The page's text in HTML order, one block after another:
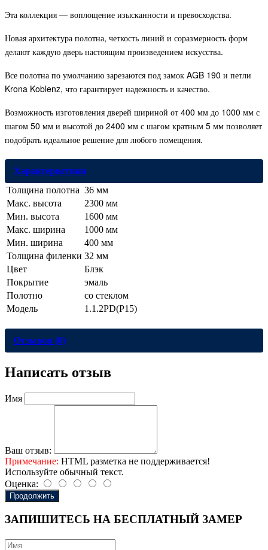
Эта коллекция — воплощение изысканности и превосходства.
Новая архитектура полотна, четкость линий и соразмерность форм
делают каждую дверь настоящим произведением искусства.
Все полотна по умолчанию зарезаются под замок AGB 190 и петли
Krona Koblenz, что гарантирует надежность и качество.
Возможность изготовления дверей шириной от 400 мм до 1000 мм с
шагом 50 мм и высотой до 2400 мм с шагом кратным 5 мм позволяет
подобрать идеальное решение для любого помещения.
Характеристики
Толщина полотна 36 мм
Макс. высота
2300 мм
Мин. высота
1600 мм
Макс. ширина
1000 мм
Мин. ширина
400 мм
Толщина филенки 32 мм
Цвет
Блэк
Покрытие
эмаль
Полотно
со стеклом
Модель
1.1.2PD(Р15)
Отзывов (0)
Написать отзыв
Имя
Ваш отзыв:
Примечание: HTML разметка не поддерживается!
Используйте обычный текст.
Оценка:
Продолжить
ЗАПИШИТЕСЬ НА БЕСПЛАТНЫЙ ЗАМЕР